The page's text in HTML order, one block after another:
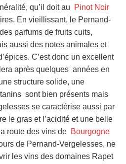
qu’il doit au
Pinot Noir
En vieillissant, le Pernand-
parfums de fruits cuits,
aussi des notes animales et
C’est donc un excellent
après quelques années en
structure solide, une
sont bien présents mais
se caractérise aussi par
le gras et l’acidité et une belle
route des vins de Bourgogne
de Pernand-Vergelesses, ne
les vins des domaines Rapet